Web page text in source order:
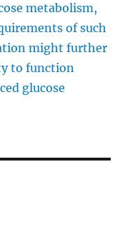
metabolism,
of such
might further
to function
glucose